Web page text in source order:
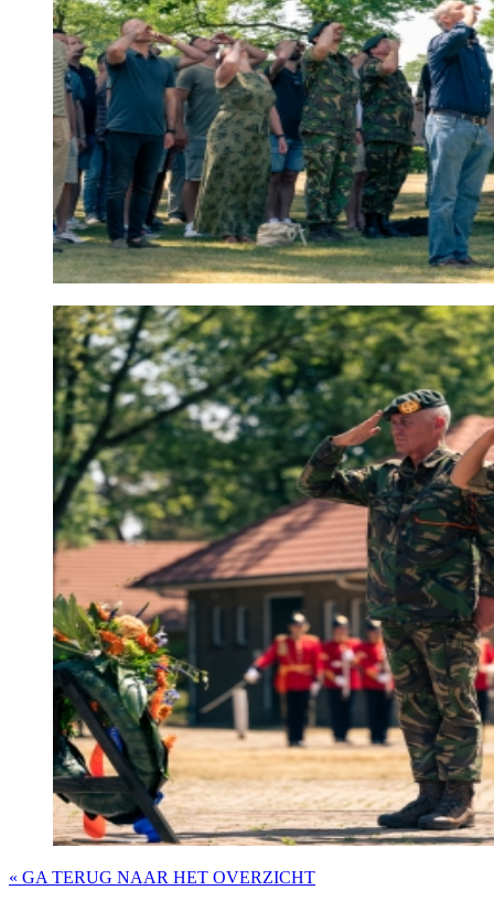
« GA TERUG NAAR HET OVERZICHT